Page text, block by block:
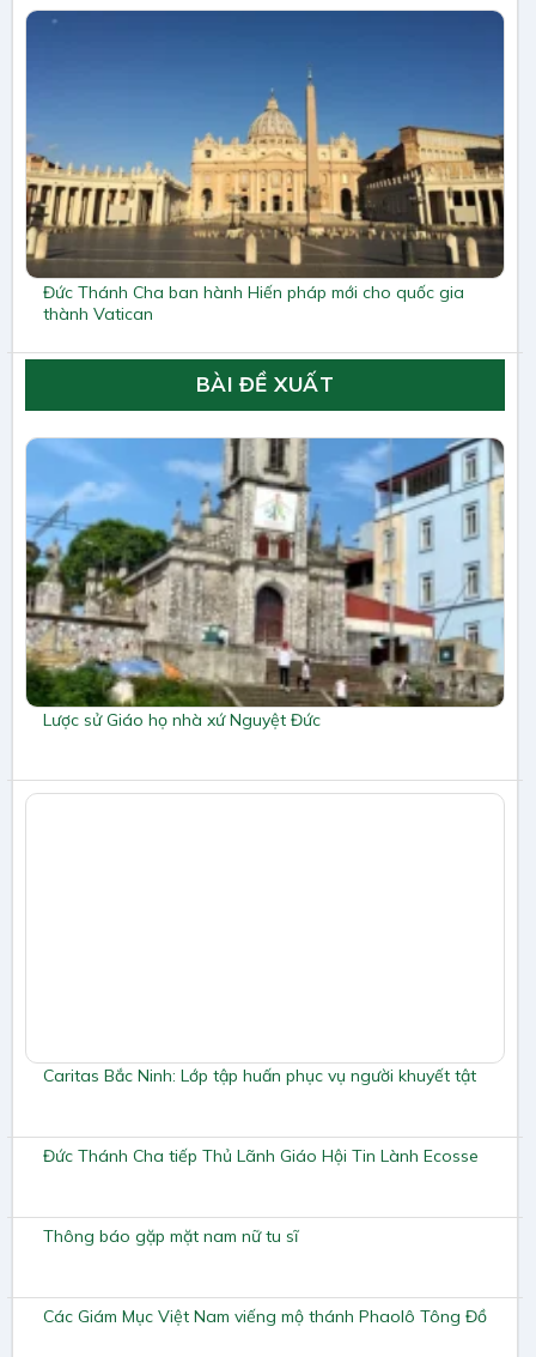
Đức Thánh Cha ban hành Hiến pháp mới cho quốc gia
thành Vatican
BÀI ĐỀ XUẤT
Lược sử Giáo họ nhà xứ Nguyệt Đức
Caritas Bắc Ninh: Lớp tập huấn phục vụ người khuyết tật
Đức Thánh Cha tiếp Thủ Lãnh Giáo Hội Tin Lành Ecosse
Thông báo gặp mặt nam nữ tu sĩ
Các Giám Mục Việt Nam viếng mộ thánh Phaolô Tông Đồ